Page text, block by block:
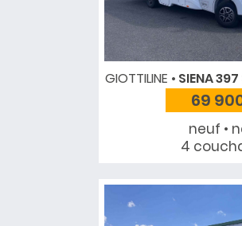
GIOTTILINE SIENA 397
69
neuf •
4